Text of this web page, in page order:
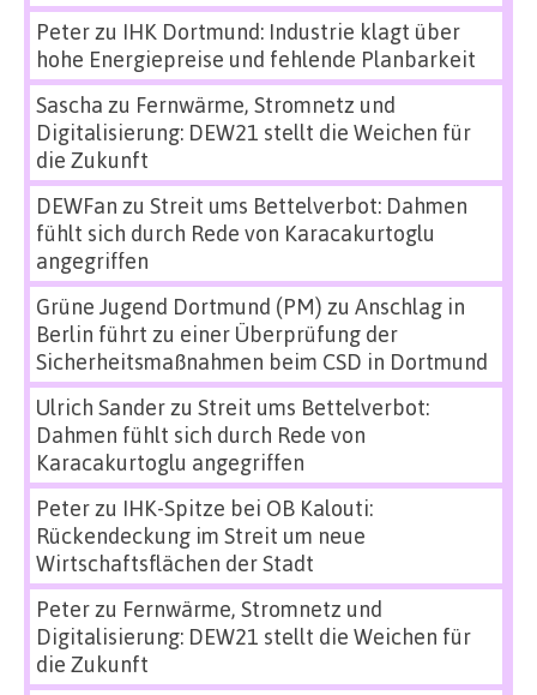
Peterzu IHK Dortmund: Industrie klagt über
hohe Energiepreise und fehlende Planbarkeit
Sascha zu Fernwärme, Stromnetz und
Digitalisierung: DEW21 stellt die Weichen für
die Zukunft
DEWFan zu Streit ums Bettelverbot: Dahmen
fühlt sich durch Rede von Karacakurtoglu
angegriffen
Grüne Jugend Dortmund (PM) zu Anschlag in
Berlin führt zu einer Überprüfung der
Sicherheitsmaßnahmen beim CSD in Dortmund
Ulrich Sanderzu Streit ums Bettelverbot:
Dahmen fühlt sich durch Rede von
Karacakurtoglu angegriffen
Peterzu IHK-Spitze bei OB Kalouti:
Rückendeckung im Streit um neue
Wirtschaftsflächen der Stadt
Peterzu Fernwärme, Stromnetz und
Digitalisierung: DEW21 stellt die Weichen für
die Zukunft